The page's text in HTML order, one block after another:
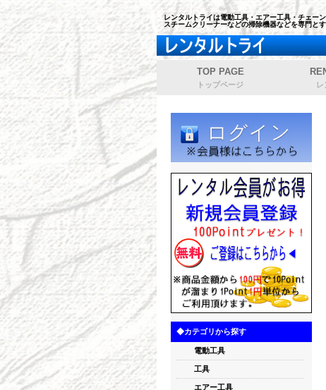
レンタルトライは電動工具・エアー工具・チェー
スチームクリーナーなどの掃除機器などを専門と
TOP PAGE
トップページ
◆カテゴリから探す
電動工具
工具
エアー工具